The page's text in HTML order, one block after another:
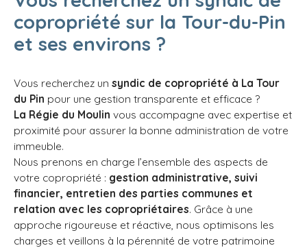
copropriété sur la Tour-du-Pin
et ses environs ?
Vous recherchez un syndic de copropriété à La Tour
du Pin pour une gestion transparente et efficace ?
La Régie du Moulin vous accompagne avec expertise et
proximité pour assurer la bonne administration de votre
immeuble.
Nous prenons en charge l’ensemble des aspects de
votre copropriété : gestion administrative, suivi
financier, entretien des parties communes et
relation avec les copropriétaires. Grâce à une
approche rigoureuse et réactive, nous optimisons les
charges et veillons à la pérennité de votre patrimoine